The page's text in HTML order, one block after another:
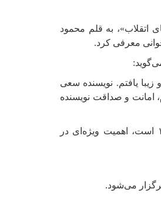
اتقلاب»، به قلم محمود
معرفی کرد.
یافتم. نویسنده سعی
امانت و صداقت نویسنده
«لحظه‌های انقلاب»، به سبب آن‌که یک رویدادنگاری از بطن رخ‌دادهای روزهای انقلاب ۱۳۵۷ است، اهمیت ویژه‌ای در